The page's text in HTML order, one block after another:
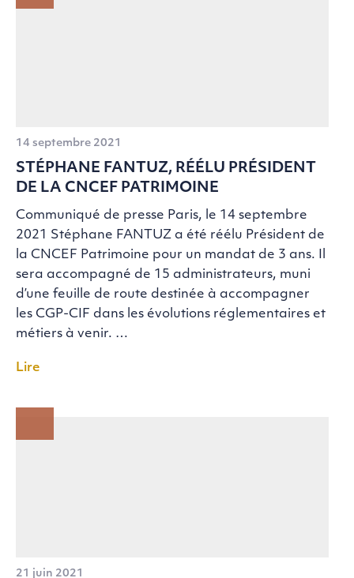
14 septembre 2021
STÉPHANE FANTUZ, RÉÉLU PRÉSIDENT
DE LA CNCEF PATRIMOINE
Communiqué de presse Paris, le 14 septembre
2021 Stéphane FANTUZ a été réélu Président de
la CNCEF Patrimoine pour un mandat de 3 ans. Il
sera accompagné de 15 administrateurs, muni
d’une feuille de route destinée à accompagner
les CGP-CIF dans les évolutions réglementaires et
métiers à venir. …
Lire
21 juin 2021